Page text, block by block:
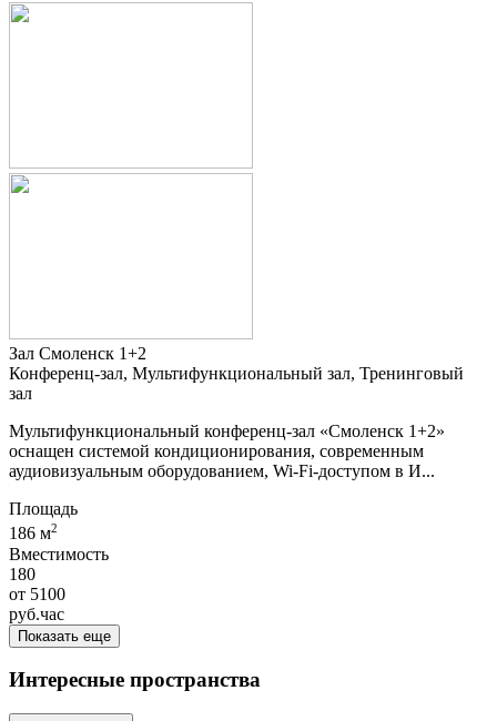
Зал Смоленск 1+2
Конференц-зал, Мультифункциональный зал, Тренинговый
зал
Мультифункциональный конференц-зал «Смоленск 1+2»
оснащен системой кондиционирования, современным
аудиовизуальным оборудованием, Wi-Fi-доступом в И...
Площадь
186 м2
Вместимость
180
от 5100
руб.час
Показать еще
Интересные пространства